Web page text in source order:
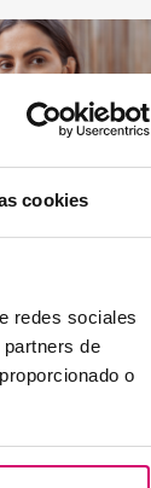
cookies
redes sociales
de
o
de ovario